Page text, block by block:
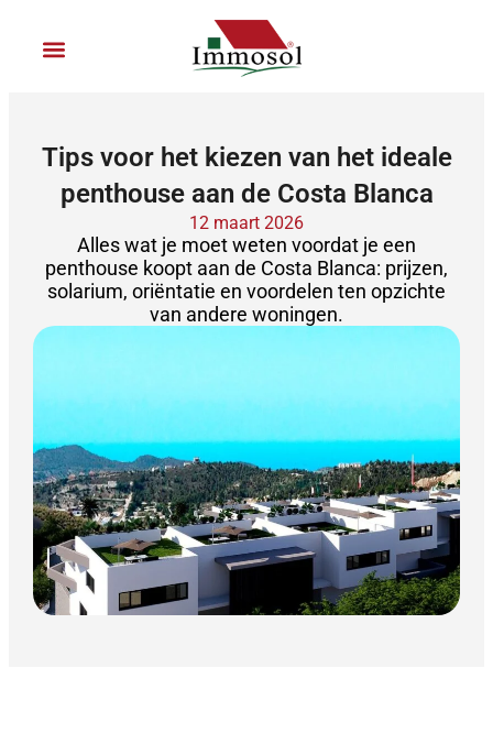
Tips voor het kiezen van het ideale
penthouse aan de Costa Blanca
12 maart 2026
Alles wat je moet weten voordat je een
penthouse koopt aan de Costa Blanca: prijzen,
solarium, oriëntatie en voordelen ten opzichte
van andere woningen.